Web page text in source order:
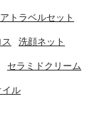
トラベルセット
洗顔ネット
セラミドクリーム
イル